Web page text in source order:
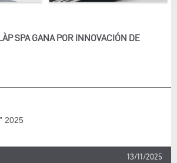
SPA GANA POR INNOVACIÓN DE
2025
13/11/2025